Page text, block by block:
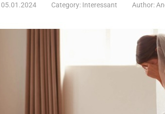
05.01.2024 Category: Interessant Author: